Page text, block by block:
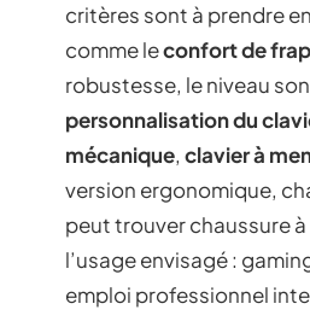
critères sont à prendre
comme leconfort de
robustesse, le niveau
personnalisation du
mécanique, clavier à
version ergonomique,
peut trouver chaussure
l’usage envisagé :
emploi professionnel